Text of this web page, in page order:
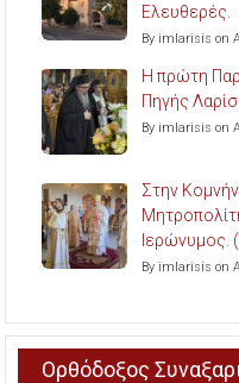
Ελευθερές.
By imlarisis on
Η πρώτη
Πηγής
By imlarisis on
Στην
By imlarisis on
Ορθόδοξος